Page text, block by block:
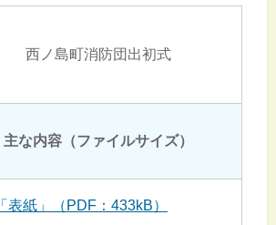
西ノ島町消防団出初式
主な内容（ファイルサイズ）
「表紙」（PDF：433kB）